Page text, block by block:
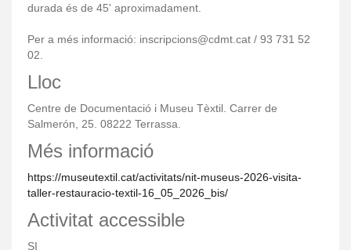
durada és de 45' aproximadament.
Per a més informació: inscripcions@cdmt.cat / 93 731 52
02.
Lloc
Centre de Documentació i Museu Tèxtil. Carrer de
Salmerón, 25. 08222 Terrassa.
Més informació
https://museutextil.cat/activitats/nit-museus-2026-visita-
taller-restauracio-textil-16_05_2026_bis/
Activitat accessible
SI